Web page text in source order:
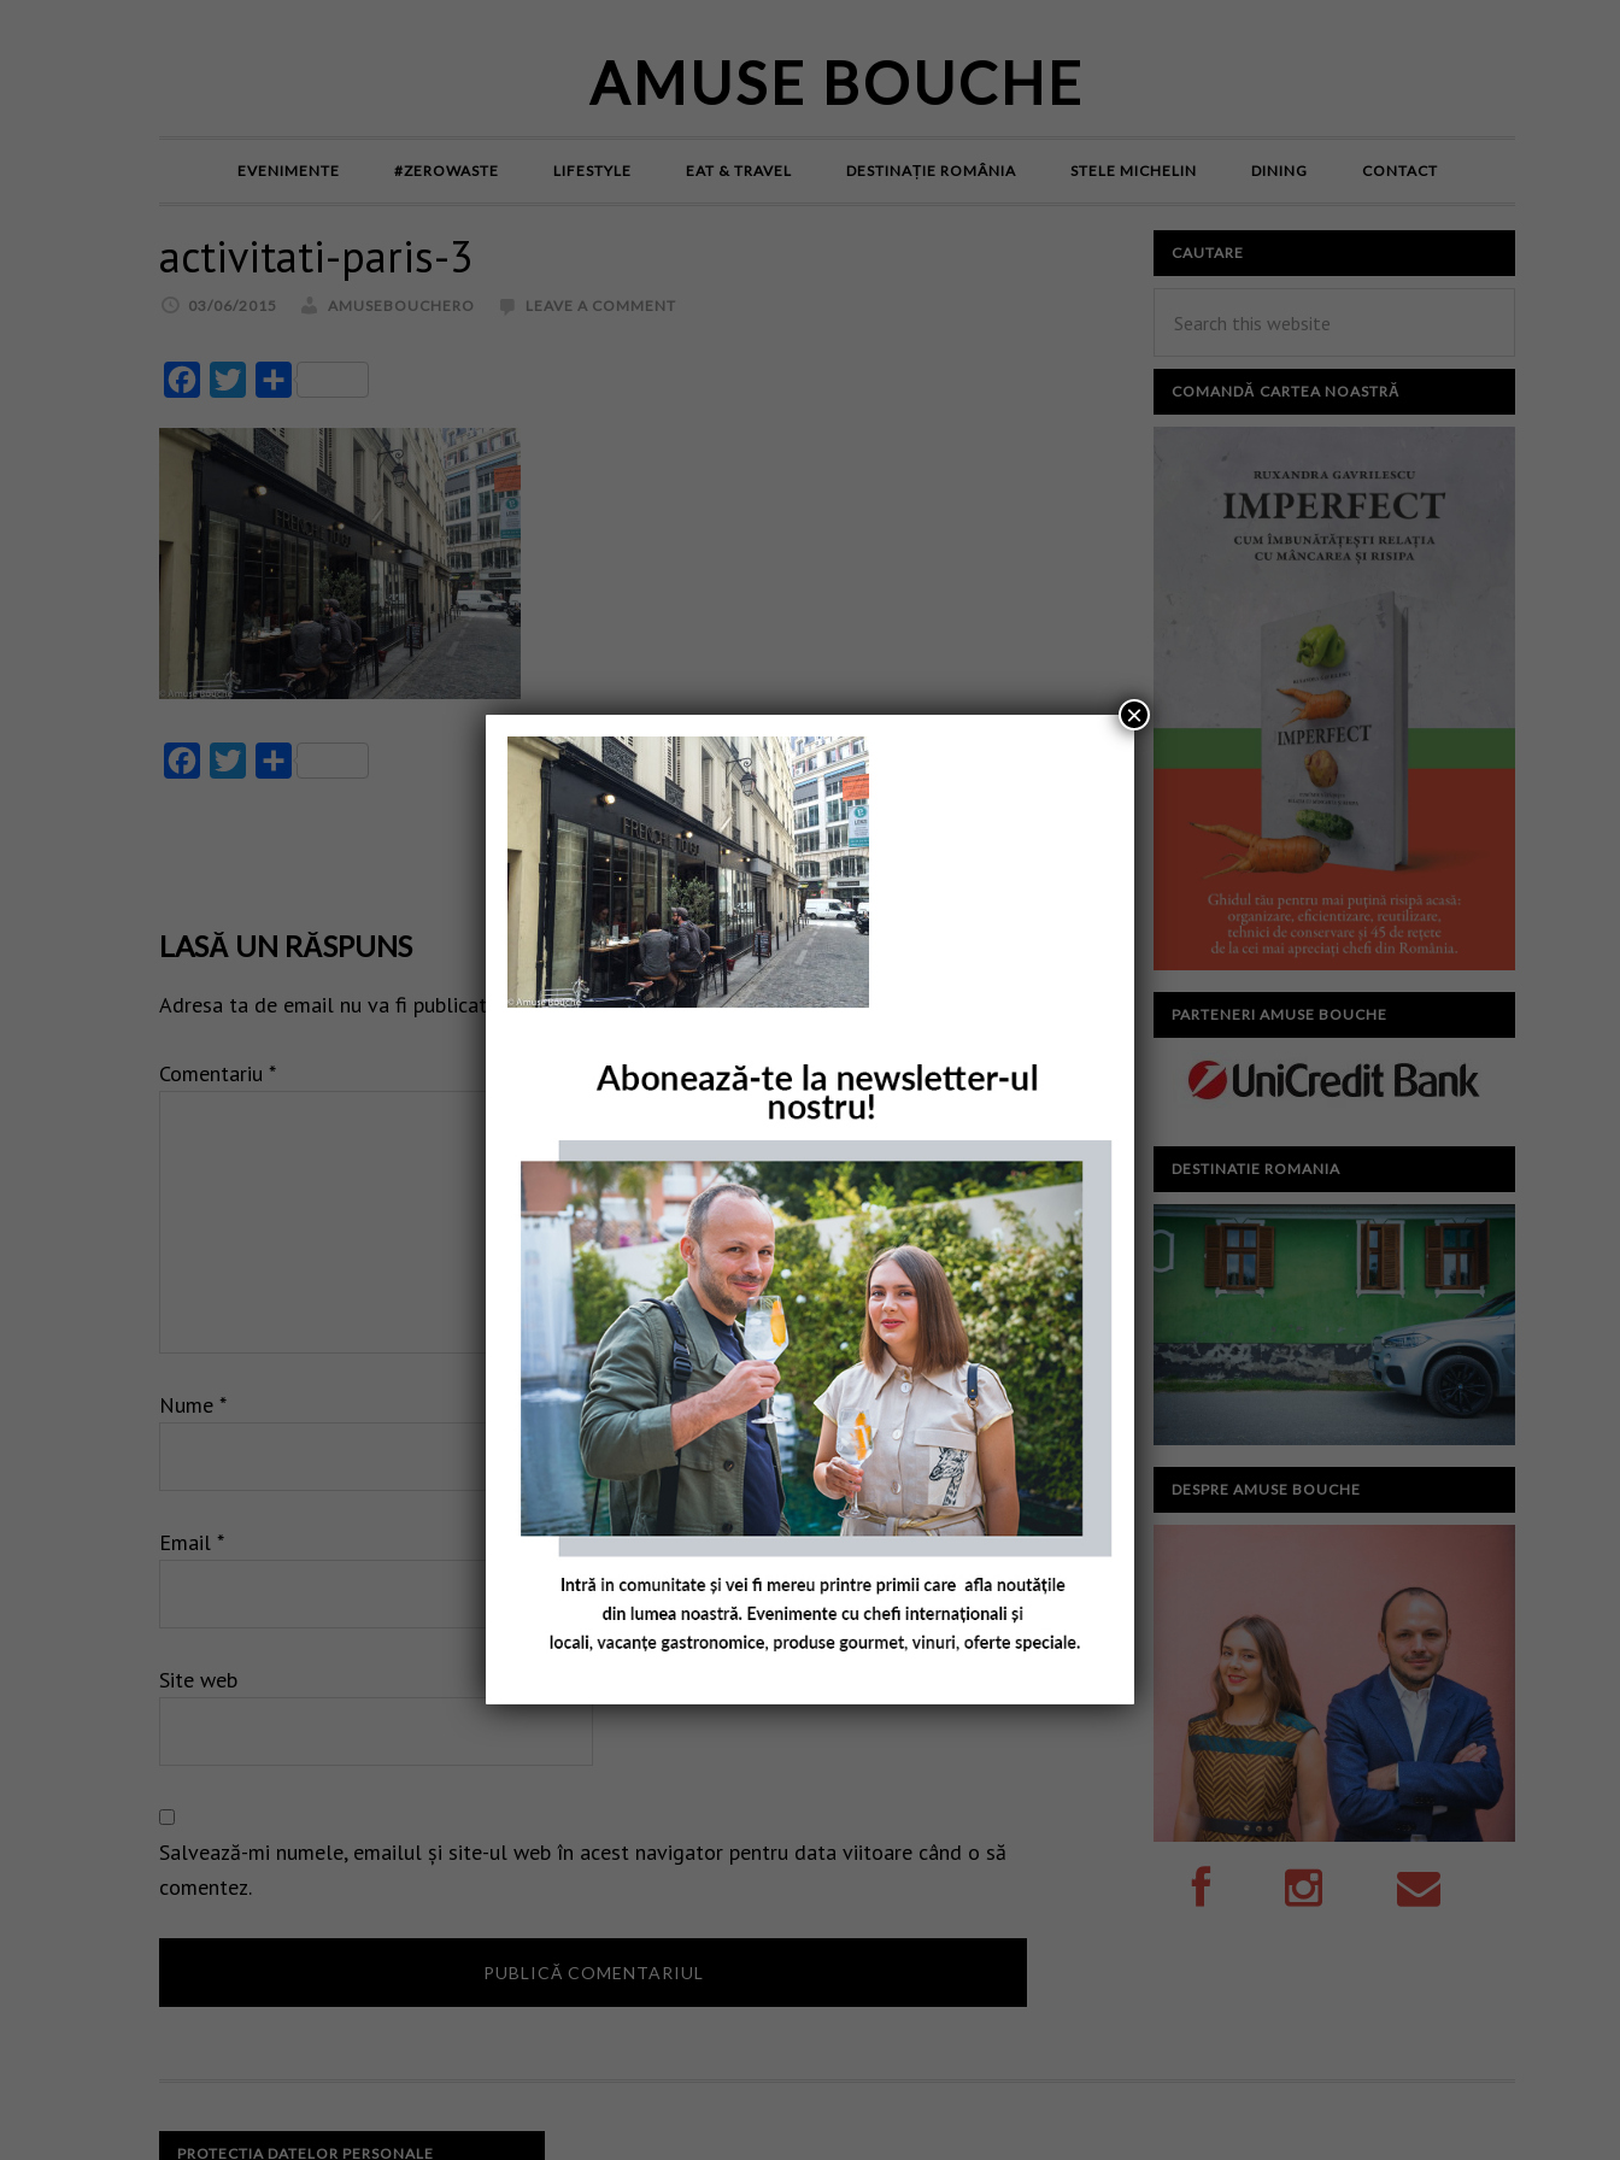
AMUSE BOUCHE
EVENIMENTE #ZEROWASTE LIFESTYLE EAT & TRAVEL DESTINAȚIE ROMÂNIA STELE MICHELIN DINING CONTACT
activitati-paris-3
03/06/2015 AMUSEBOUCHERO LEAVE A COMMENT
FacebookTwitter
FacebookTwitter
LASĂ UN RĂSPUNS
Adresa ta de email nu va fi publicată. Câmpurile obligatorii sunt marcate cu*
Comentariu *
Nume *
Email *
Site web
Salvează-mi numele, emailul și site-ul web în acest navigator pentru data viitoare când o să
comentez.
CAUTARE
COMANDĂ CARTEA NOASTRĂ
PARTENERI AMUSE BOUCHE
DESTINATIE ROMANIA
DESPRE AMUSE BOUCHE
PROTECTIA DATELOR PERSONALE
×